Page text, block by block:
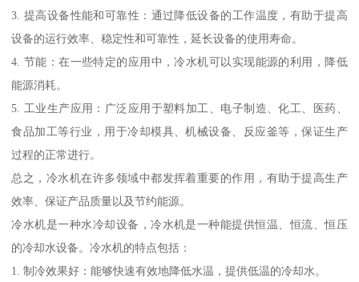
3. 提高设备性能和可靠性：通过降低设备的工作温度，有助于提高
设备的运行效率、稳定性和可靠性，延长设备的使用寿命。
4. 节能：在一些特定的应用中，冷水机可以实现能源的利用，降低
能源消耗。
5. 工业生产应用：广泛应用于塑料加工、电子制造、化工、医药、
食品加工等行业，用于冷却模具、机械设备、反应釜等，保证生产
过程的正常进行。
总之，冷水机在许多领域中都发挥着重要的作用，有助于提高生产
效率、保证产品质量以及节约能源。
冷水机是一种水冷却设备，冷水机是一种能提供恒温、恒流、恒压
的冷却水设备。冷水机的特点包括：
1. 制冷效果好：能够快速有效地降低水温，提供低温的冷却水。